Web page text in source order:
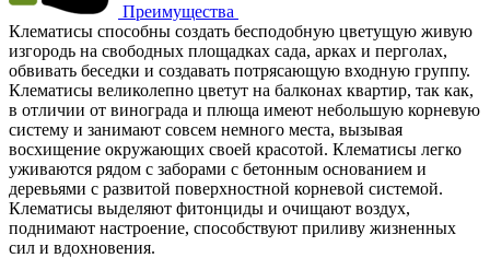
Преимущества
Клематисы способны создать бесподобную цветущую живую
изгородь на свободных площадках сада, арках и перголах,
обвивать беседки и создавать потрясающую входную группу.
Клематисы великолепно цветут на балконах квартир, так как,
в отличии от винограда и плюща имеют небольшую корневую
систему и занимают совсем немного места, вызывая
восхищение окружающих своей красотой. Клематисы легко
уживаются рядом с заборами с бетонным основанием и
деревьями с развитой поверхностной корневой системой.
Клематисы выделяют фитонциды и очищают воздух,
поднимают настроение, способствуют приливу жизненных
сил и вдохновения.